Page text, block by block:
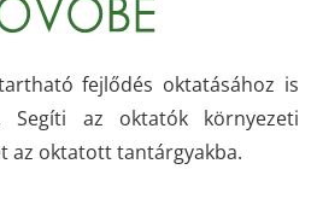
fejlődés oktatásához is
Segíti az oktatók környezeti
az oktatott tantárgyakba.